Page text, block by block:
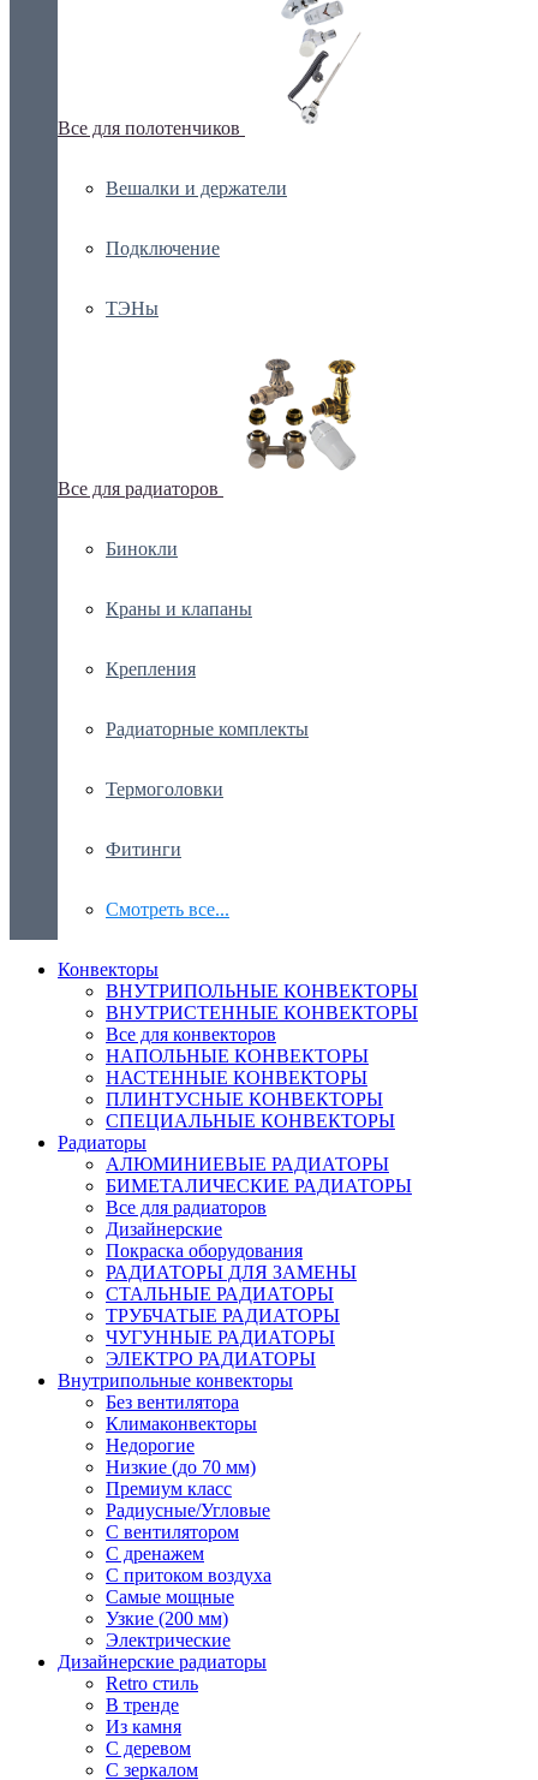
Все для полотенчиков
Вешалки и держатели
Подключение
ТЭНы
Все для радиаторов
Бинокли
Краны и клапаны
Крепления
Радиаторные комплекты
Термоголовки
Фитинги
Смотреть все...
Конвекторы
ВНУТРИПОЛЬНЫЕ КОНВЕКТОРЫ
ВНУТРИСТЕННЫЕ КОНВЕКТОРЫ
Все для конвекторов
НАПОЛЬНЫЕ КОНВЕКТОРЫ
НАСТЕННЫЕ КОНВЕКТОРЫ
ПЛИНТУСНЫЕ КОНВЕКТОРЫ
СПЕЦИАЛЬНЫЕ КОНВЕКТОРЫ
Радиаторы
АЛЮМИНИЕВЫЕ РАДИАТОРЫ
БИМЕТАЛИЧЕСКИЕ РАДИАТОРЫ
Все для радиаторов
Дизайнерские
Покраска оборудования
РАДИАТОРЫ ДЛЯ ЗАМЕНЫ
СТАЛЬНЫЕ РАДИАТОРЫ
ТРУБЧАТЫЕ РАДИАТОРЫ
ЧУГУННЫЕ РАДИАТОРЫ
ЭЛЕКТРО РАДИАТОРЫ
Внутрипольные конвекторы
Без вентилятора
Климаконвекторы
Недорогие
Низкие (до 70 мм)
Премиум класс
Радиусные/Угловые
С вентилятором
С дренажем
С притоком воздуха
Самые мощные
Узкие (200 мм)
Электрические
Дизайнерские радиаторы
Retro стиль
В тренде
Из камня
С деревом
С зеркалом